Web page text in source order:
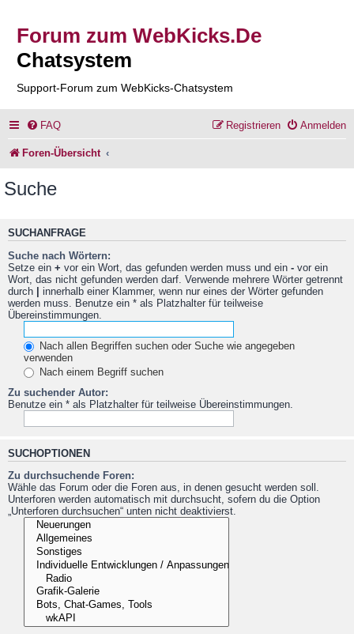
Forum zum WebKicks.De
Chatsystem
Support-Forum zum WebKicks-Chatsystem
FAQ Anmelden
Registrieren
Foren-Übersicht
Suche
SUCHANFRAGE
Suche nach Wörtern:
Setze ein + vor ein Wort, das gefunden werden muss und ein - vor ein
Wort, das nicht gefunden werden darf. Verwende mehrere Wörter getrennt
durch | innerhalb einer Klammer, wenn nur eines der Wörter gefunden
werden muss. Benutze ein * als Platzhalter für teilweise
Übereinstimmungen.
Nach allen Begriffen suchen oder Suche wie angegeben
verwenden
Nach einem Begriff suchen
Zu suchender Autor:
Benutze ein * als Platzhalter für teilweise Übereinstimmungen.
SUCHOPTIONEN
Zu durchsuchende Foren:
Wähle das Forum oder die Foren aus, in denen gesucht werden soll.
Unterforen werden automatisch mit durchsucht, sofern du die Option
„Unterforen durchsuchen“ unten nicht deaktivierst.